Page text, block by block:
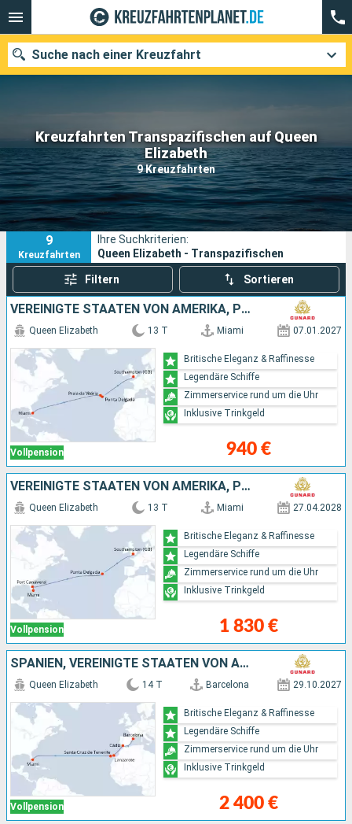
Kreuzfahrten Transpazifischen auf Queen
Elizabeth
9 Kreuzfahrten
Suche nach einer Kreuzfahrt
Unsere Ziele
Abfahrtsmonat
Häfen Reedereien
Suchen
9
Kreuzfahrten
Ihre Suchkriterien:
Queen Elizabeth - Transpazifischen
Filtern Sortieren
VEREINIGTE STAATEN VON AMERIKA, PORTUGAL
Vollpension
Queen Elizabeth 13 T Miami 07.01.2027
940 €
Britische Eleganz & Raffinesse
Legendäre Schiffe
Zimmerservice rund um die Uhr
Inklusive Trinkgeld
VEREINIGTE STAATEN VON AMERIKA, PORTUGAL
Vollpension
Queen Elizabeth 13 T Miami 27.04.2028
1 830 €
Britische Eleganz & Raffinesse
Legendäre Schiffe
Zimmerservice rund um die Uhr
Inklusive Trinkgeld
SPANIEN, VEREINIGTE STAATEN VON AMERIKA
Vollpension
Queen Elizabeth 14 T Barcelona 29.10.2027
2 400 €
Britische Eleganz & Raffinesse
Legendäre Schiffe
Zimmerservice rund um die Uhr
Inklusive Trinkgeld